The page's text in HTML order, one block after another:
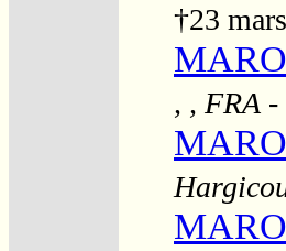
†23
, , FRA -